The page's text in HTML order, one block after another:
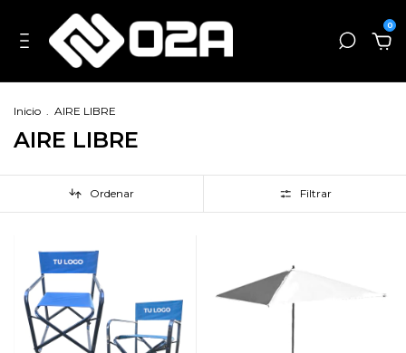
0
Inicio . AIRE LIBRE
AIRE LIBRE
Ordenar Filtrar